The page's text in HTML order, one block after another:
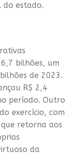
do estado.
bilhões, um
de 2023.
R$ 2,4
período. Outro
exercício, com
retorna aos
da